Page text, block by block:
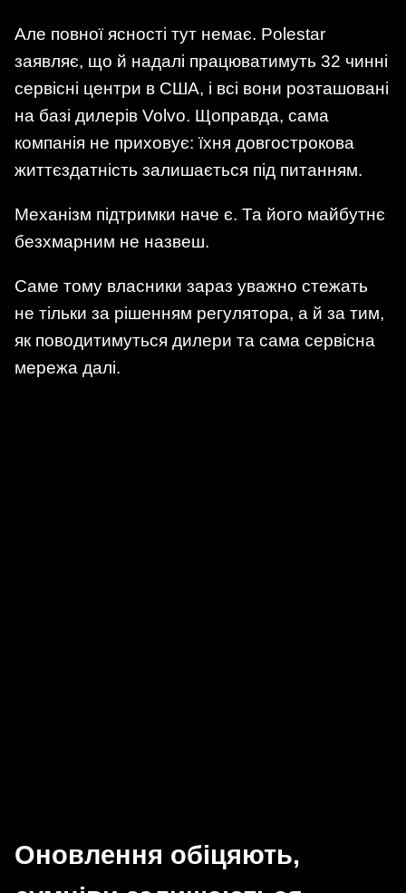
Але повної ясності тут немає. Polestar
заявляє, що й надалі працюватимуть 32 чинні
сервісні центри в США, і всі вони розташовані
на базі дилерів Volvo. Щоправда, сама
компанія не приховує: їхня довгострокова
життєздатність залишається під питанням.
Механізм підтримки наче є. Та його майбутнє
безхмарним не назвеш.
Саме тому власники зараз уважно стежать
не тільки за рішенням регулятора, а й за тим,
як поводитимуться дилери та сама сервісна
мережа далі.
Оновлення обіцяють,